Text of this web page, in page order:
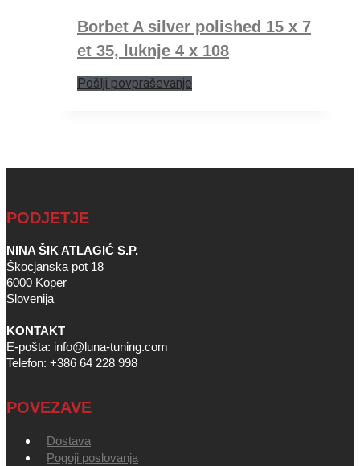
Borbet A silver polished 15 x 7
et 35, luknje 4 x 108
Pošlji povpraševanje
PODJETJE
NINA ŠIK ATLAGIĆ S.P.
Škocjanska pot 18
6000 Koper
Slovenija
KONTAKT
E-pošta: info@luna-tuning.com
Telefon: +386 64 228 998
POVEZAVE
Dostava
Pogoji poslovanja